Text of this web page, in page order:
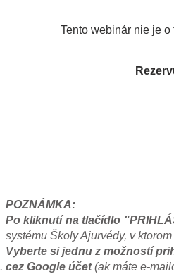
Tento webinár nie je
POZNÁMKA:
Po kliknutí na tlačídlo
systému Školy Ajurvédy, v
Vyberte si jednu z možností
cez Google účet(ak máte e-